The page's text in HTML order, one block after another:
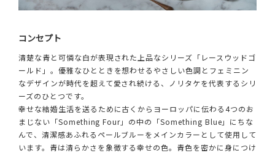
コンセプト
清楚な青と可憐な白が表現された上品なシリーズ「レースウッドゴ
ールド」。優雅なひとときを想わせるやさしい色調とフェミニン
なデザインが時代を超えて愛され続ける、ノリタケを代表するシリ
ーズのひとつです。
幸せな結婚生活を送るために古くからヨーロッパに伝わる4つのお
まじない「Something Four」の中の「Something Blue」にちな
んで、清潔感あふれるペールブルーをメインカラーとして使用して
います。青は清らかさを象徴する幸せの色。青色を密かに身につけ